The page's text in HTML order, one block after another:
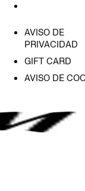
AVISO DE
PRIVACIDAD
GIFT CARD
AVISO DE